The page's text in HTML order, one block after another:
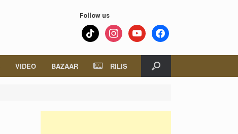
Follow us
tiktok instagramyoutube facebook
VIDEO BAZAAR RILIS